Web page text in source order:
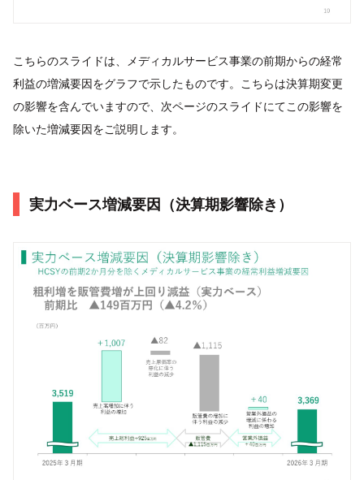
こちらのスライドは、メディカルサービス事業の前期からの経常
利益の増減要因をグラフで示したものです。こちらは決算期変更
の影響を含んでいますので、次ページのスライドにてこの影響を
除いた増減要因をご説明します。
実力ベース増減要因（決算期影響除き）